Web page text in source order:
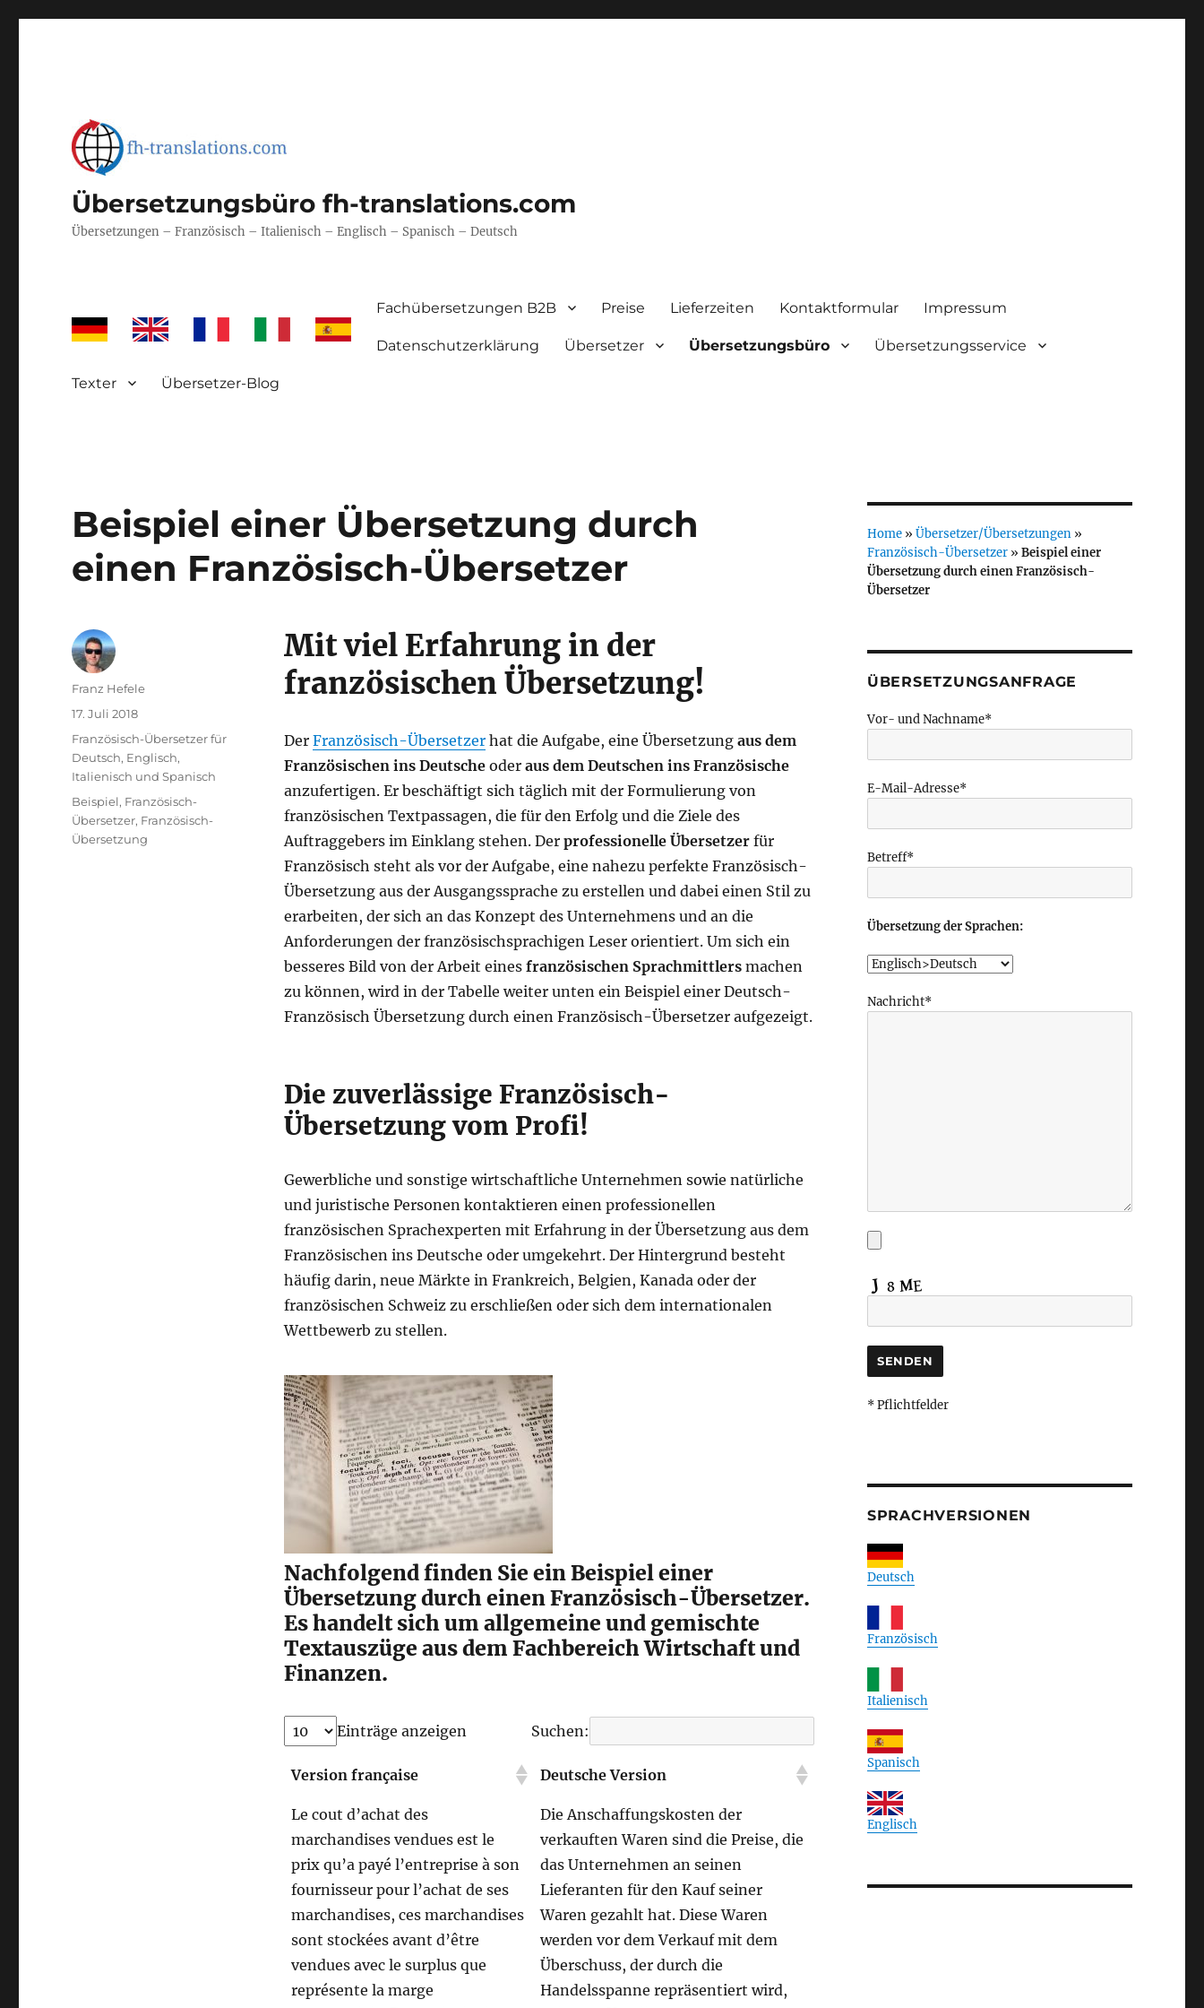
Übersetzungsbüro fh-translations.com
Übersetzungen – Französisch – Italienisch – Englisch – Spanisch – Deutsch
Fachübersetzungen B2B Preise Lieferzeiten Kontaktformular Impressum
Datenschutzerklärung Übersetzer Übersetzungsbüro Übersetzungsservice
Texter Übersetzer-Blog
Beispiel einer Übersetzung durch
einen Französisch-Übersetzer
Mit viel Erfahrung in der
französischen Übersetzung!
Der Französisch-Übersetzerhat die Aufgabe, eine Übersetzung aus dem
Französischen ins Deutscheoder aus dem Deutschen ins Französische
anzufertigen. Er beschäftigt sich täglich mit der Formulierung von
französischen Textpassagen, die für den Erfolg und die Ziele des
Auftraggebers im Einklang stehen. Der professionelle Übersetzerfür
Französisch steht als vor der Aufgabe, eine nahezu perfekte Französisch-
Übersetzung aus der Ausgangssprache zu erstellen und dabei einen Stil zu
erarbeiten, der sich an das Konzept des Unternehmens und an die
Anforderungen der französischsprachigen Leser orientiert. Um sich ein
besseres Bild von der Arbeit eines französischen Sprachmittlersmachen
zu können, wird in der Tabelle weiter unten ein Beispiel einer Deutsch-
Französisch Übersetzung durch einen Französisch-Übersetzer aufgezeigt.
Die zuverlässige Französisch-
Übersetzung vom Profi!
Gewerbliche und sonstige wirtschaftliche Unternehmen sowie natürliche
und juristische Personen kontaktieren einen professionellen
französischen Sprachexperten mit Erfahrung in der Übersetzung aus dem
Französischen ins Deutsche oder umgekehrt. Der Hintergrund besteht
häufig darin, neue Märkte in Frankreich, Belgien, Kanada oder der
französischen Schweiz zu erschließen oder sich dem internationalen
Wettbewerb zu stellen.
Nachfolgend finden Sie ein Beispiel einer
Übersetzung durch einen Französisch-Übersetzer.
Es handelt sich um allgemeine und gemischte
Textauszüge aus dem Fachbereich Wirtschaft und
Finanzen.
Einträge anzeigen Suchen:
Version française Deutsche Version
Le cout d’achat des
marchandises vendues est le
prix qu’a payé l’entreprise à son
fournisseur pour l’achat de ses
marchandises, ces marchandises
sont stockées avant d’être
vendues avec le surplus que
représente la marge
Die Anschaffungskosten der
verkauften Waren sind die Preise, die
das Unternehmen an seinen
Lieferanten für den Kauf seiner
Waren gezahlt hat. Diese Waren
werden vor dem Verkauf mit dem
Überschuss, der durch die
Handelsspanne repräsentiert wird,
Autor
Franz Hefele
Veröffentlicht
17. Juli 2018
Kategorien
Französisch-Übersetzer für
Deutsch, Englisch,
Italienisch und Spanisch
Schlagwörter
Beispiel, Französisch-
Übersetzer, Französisch-
Übersetzung
Home» Übersetzer/Übersetzungen»
Französisch-Übersetzer» Beispiel einer
Übersetzung durch einen Französisch-
Übersetzer
ÜBERSETZUNGSANFRAGE
Vor- und Nachname*
E-Mail-Adresse*
Betreff*
Übersetzung der Sprachen:
Nachricht*
* Pflichtfelder
SPRACHVERSIONEN
Deutsch
Französisch
Italienisch
Spanisch
Englisch